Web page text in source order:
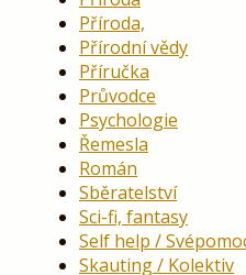
Příroda,
Přírodní vědy
Příručka
Průvodce
Psychologie
Řemesla
Román
Sběratelství
Sci-fi, fantasy
Self help /
Skauting / Kolektiv